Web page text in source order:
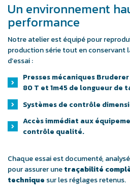
Un environnement
performance
Notre atelier est équipé pour
production série tout en conservant
d’essai :
Presses mécaniques
80 T et 1m45 de longueur de
Systèmes de contrôle
Accès immédiat aux
contrôle qualité.
Chaque essai est documenté,
pour assurer unetraçabilité
technique sur les réglages retenus.